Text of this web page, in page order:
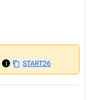
i START26